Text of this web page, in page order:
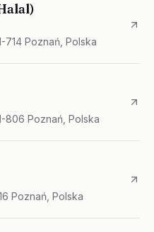
714 Poznań, Polska
806 Poznań, Polska
Poznań, Polska